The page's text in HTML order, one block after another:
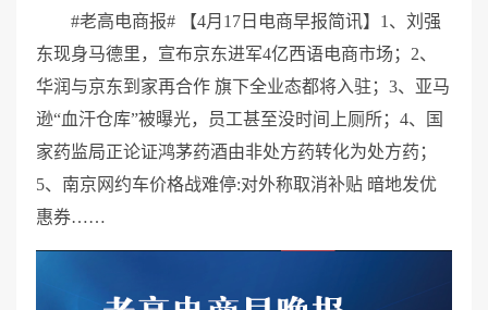
#老高电商报# 【4月17日电商早报简讯】1、刘强
东现身马德里，宣布京东进军4亿西语电商市场；2、
华润与京东到家再合作 旗下全业态都将入驻；3、亚马
逊“血汗仓库”被曝光，员工甚至没时间上厕所；4、国
家药监局正论证鸿茅药酒由非处方药转化为处方药；
5、南京网约车价格战难停:对外称取消补贴 暗地发优
惠券……